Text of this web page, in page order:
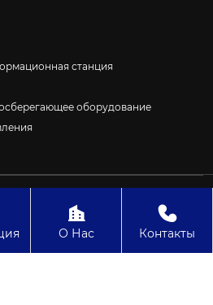
станция
оборудование
И Управление Проект

О Нас

Контакты